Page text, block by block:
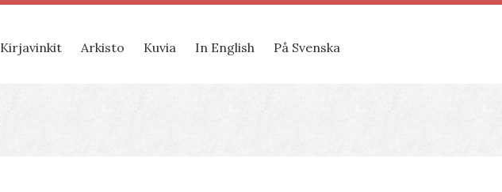
Kirjavinkit Arkisto Kuvia In English På Svenska